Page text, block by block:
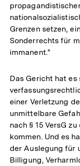
Grenzen setzen,
Sonderrechts für
immanent."
Das Gericht hat
einer Verletzung
unmittelbare
nach § 15 VersG
kommen. Und es
der Auslegung für
Billigung,